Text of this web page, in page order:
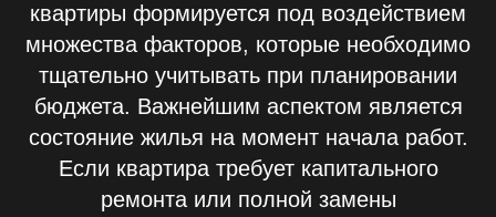
квартиры формируется под воздействием
множества факторов, которые необходимо
тщательно учитывать при планировании
бюджета. Важнейшим аспектом является
состояние жилья на момент начала работ.
Если квартира требует капитального
ремонта или полной замены